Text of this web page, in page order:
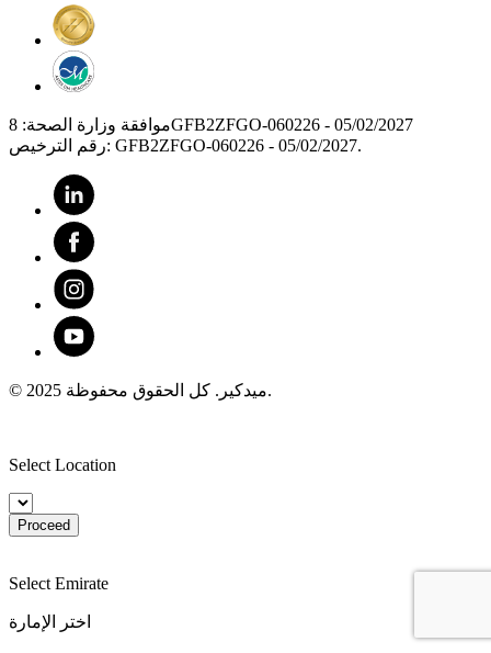
موافقة وزارة الصحة: 8GFB2ZFGO-060226 - 05/02/2027
رقم الترخيص: GFB2ZFGO-060226 - 05/02/2027.
© 2025 ميدكير. كل الحقوق محفوظة.
Select Location
Proceed
Select Emirate
اختر الإمارة